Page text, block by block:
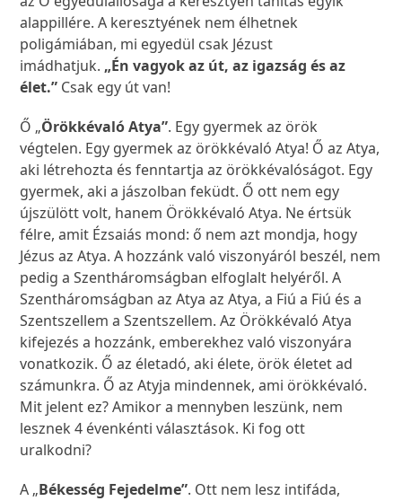
alappillére. A keresztyének nem élhetnek
poligámiában, mi egyedül csak Jézust
imádhatjuk. „Én vagyok az út, az igazság és az
élet.” Csak egy út van!
Ő „Örökkévaló Atya”. Egy gyermek az örök
végtelen. Egy gyermek az örökkévaló Atya! Ő az Atya,
aki létrehozta és fenntartja az örökkévalóságot. Egy
gyermek, aki a jászolban feküdt. Ő ott nem egy
újszülött volt, hanem Örökkévaló Atya. Ne értsük
félre, amit Ézsaiás mond: ő nem azt mondja, hogy
Jézus az Atya. A hozzánk való viszonyáról beszél, nem
pedig a Szentháromságban elfoglalt helyéről. A
Szentháromságban az Atya az Atya, a Fiú a Fiú és a
Szentszellem a Szentszellem. Az Örökkévaló Atya
kifejezés a hozzánk, emberekhez való viszonyára
vonatkozik. Ő az életadó, aki élete, örök életet ad
számunkra. Ő az Atyja mindennek, ami örökkévaló.
Mit jelent ez? Amikor a mennyben leszünk, nem
lesznek 4 évenkénti választások. Ki fog ott
uralkodni?
A „Békesség Fejedelme”. Ott nem lesz intifáda,